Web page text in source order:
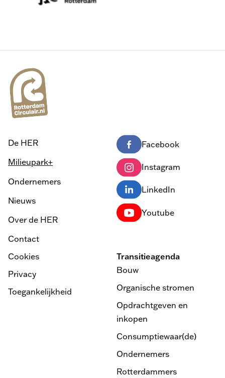
De HER
Milieupark+
Ondernemers
Nieuws
Over de HER
Contact
Facebook
Instagram
LinkedIn
Youtube
Cookies
Privacy
Toegankelijkheid
Transitieagenda
Bouw
Organische stromen
Opdrachtgeven en
inkopen
Consumptiewaar(de)
Ondernemers
Rotterdammers